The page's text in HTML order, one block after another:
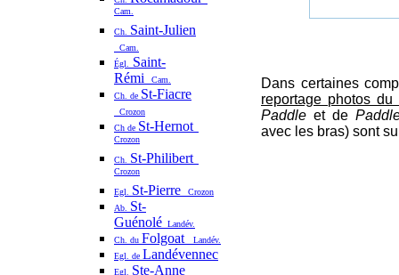
Cam.
Ch. Saint-Julien
Cam.
Égl.
Saint-
Rémi
Cam.
Ch. de St-Fiacre
Crozon
Ch de St-Hernot
Crozon
Ch. St-Philibert
Crozon
Egl. St-Pierre
Crozon
Ab. St-
Guénolé Landév.
Ch. du Folgoat
Landév.
Egl. de Landévennec
Egl. Ste-Anne
Dans certaines
reportage photos du
Paddle et de
avec les bras) sont